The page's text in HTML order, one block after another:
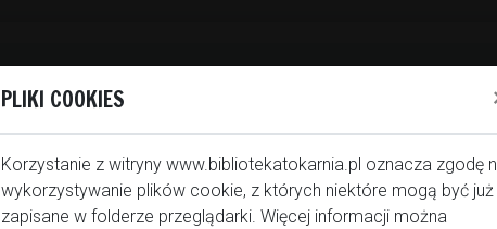
PLIKI COOKIES
Korzystanie z witryny www.bibliotekatokarnia.pl oznacza zgodę
wykorzystywanie plików cookie, z których niektóre mogą być już
zapisane w folderze przeglądarki. Więcej informacji można